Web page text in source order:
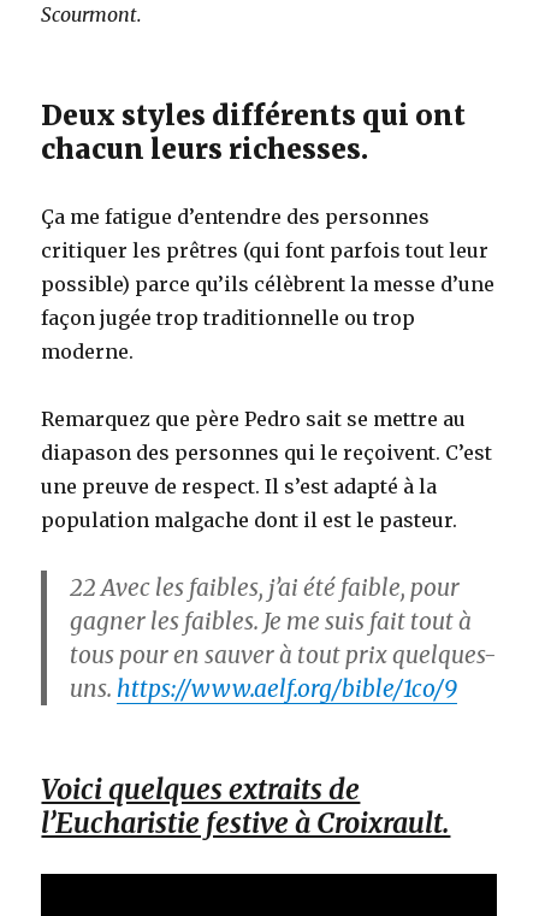
Scourmont.
Deux styles différents qui ont
chacun leurs richesses.
Ça me fatigue d’entendre des personnes
critiquer les prêtres (qui font parfois tout leur
possible) parce qu’ils célèbrent la messe d’une
façon jugée trop traditionnelle ou trop
moderne.
Remarquez que père Pedro sait se mettre au
diapason des personnes qui le reçoivent. C’est
une preuve de respect. Il s’est adapté à la
population malgache dont il est le pasteur.
22Avec les faibles, j’ai été faible, pour
gagner les faibles. Je me suis fait tout à
tous pour en sauver à tout prix quelques-
uns. https://www.aelf.org/bible/1co/9
Voici quelques extraits de
l’Eucharistie festive à Croixrault.